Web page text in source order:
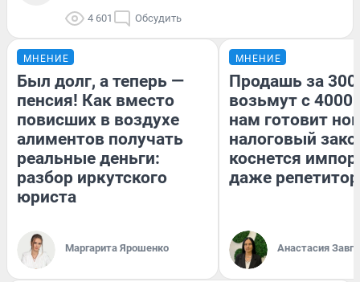
4 601 Обсудить
МНЕНИЕ
Был долг, а теперь —
пенсия! Как вместо
повисших в воздухе
алиментов получать
реальные деньги:
разбор иркутского
юриста
Маргарита Ярошенко
МНЕНИЕ
Продашь за
возьмут с
нам готовит
налоговый
коснется
даже
Анастасия